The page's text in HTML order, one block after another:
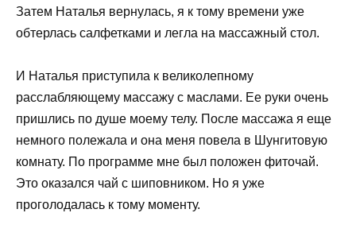
Затем Наталья вернулась, я к тому времени уже
обтерлась салфетками и легла на массажный стол.
И Наталья приступила к великолепному
расслабляющему массажу с маслами. Ее руки очень
пришлись по душе моему телу. После массажа я еще
немного полежала и она меня повела в Шунгитовую
комнату. По программе мне был положен фиточай.
Это оказался чай с шиповником. Но я уже
проголодалась к тому моменту.